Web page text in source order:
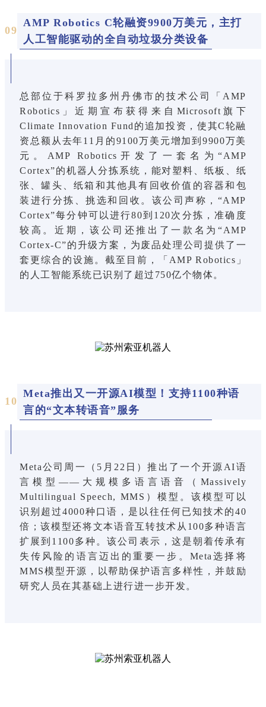
09
AMP Robotics C轮融资9900万美元，主打
人工智能驱动的全自动垃圾分类设备
总部位于科罗拉多州丹佛市的技术公司「AMP
Robotics」近期宣布获得来自Microsoft旗下
Climate Innovation Fund的追加投资，使其C轮融
资总额从去年11月的9100万美元增加到9900万美
元。AMP Robotics开发了一套名为“AMP
Cortex”的机器人分拣系统，能对塑料、纸板、纸
张、罐头、纸箱和其他具有回收价值的容器和包
装进行分拣、挑选和回收。该公司声称，“AMP
Cortex”每分钟可以进行80到120次分拣，准确度
较高。近期，该公司还推出了一款名为“AMP
Cortex-C”的升级方案，为废品处理公司提供了一
套更综合的设施。截至目前，「AMP Robotics」
的人工智能系统已识别了超过750亿个物体。
10
Meta推出又一开源AI模型！支持1100种语
言的“文本转语音”服务
Meta公司周一（5月22日）推出了一个开源AI语
言模型——大规模多语言语音（Massively
Multilingual Speech, MMS）模型。该模型可以
识别超过4000种口语，是以往任何已知技术的40
倍；该模型还将文本语音互转技术从100多种语言
扩展到1100多种。该公司表示，这是朝着传承有
失传风险的语言迈出的重要一步。Meta选择将
MMS模型开源，以帮助保护语言多样性，并鼓励
研究人员在其基础上进行进一步开发。